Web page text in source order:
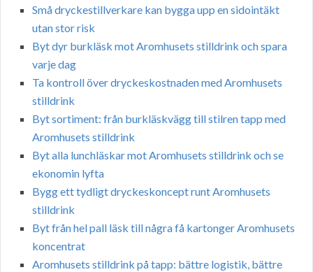
Små dryckestillverkare kan bygga upp en sidointäkt
utan stor risk
Byt dyr burkläsk mot Aromhusets stilldrink och spara
varje dag
Ta kontroll över dryckeskostnaden med Aromhusets
stilldrink
Byt sortiment: från burkläskvägg till stilren tapp med
Aromhusets stilldrink
Byt alla lunchläskar mot Aromhusets stilldrink och se
ekonomin lyfta
Bygg ett tydligt dryckeskoncept runt Aromhusets
stilldrink
Byt från hel pall läsk till några få kartonger Aromhusets
koncentrat
Aromhusets stilldrink på tapp: bättre logistik, bättre